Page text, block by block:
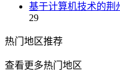
基于计算机技术的荆
29
热门 地区推荐
查看更多热门地区